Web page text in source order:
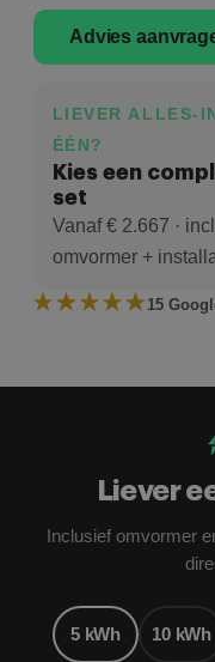
Advies
LIEVER ALLES-
ÉÉN?
Kies een
set
Vanaf € 2.667 ·
omvormer +
15
Liever
Inclusief omvormer
5 kWh 10 kWh